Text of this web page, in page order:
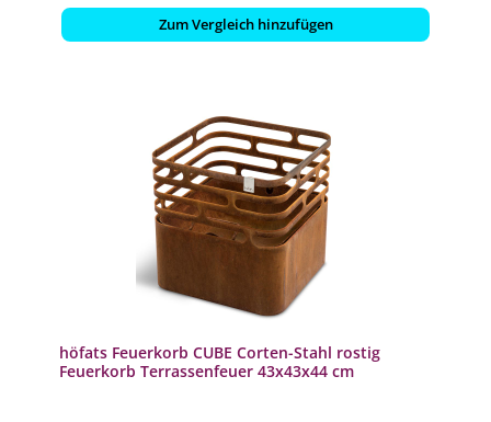
Zum Vergleich hinzufügen
höfats Feuerkorb CUBE Corten-Stahl rostig
Feuerkorb Terrassenfeuer 43x43x44 cm